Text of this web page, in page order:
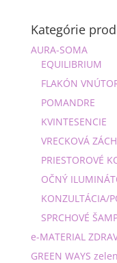
Kategórie
AURA-SOMA
EQUILIBRIUM
FLAKÓN
POMANDRE
KVINTESENCIE
VRECKOVÁ
PRIESTOROVÉ
OČNÝ
KONZULTÁCIA/
SPRCHOVÉ
e-MATERIAL
GREEN WAYS